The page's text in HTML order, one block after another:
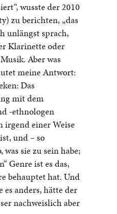
wusste der 2010
zu berichten, „das
unlängst sprach,
Klarinette oder
Aber was
meine Antwort:
Das
mit dem
-ethnologen
irgend einer Weise
und – so
sie zu sein habe;
Genre ist es das,
behauptet hat. Und
anders, hätte der
nachweislich aber